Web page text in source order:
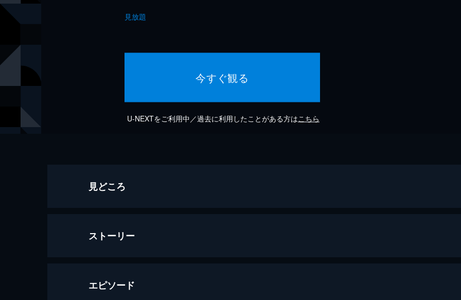
見放題
今すぐ観る
U-NEXTをご利用中／過去に利用したことがある方はこちら
見どころ
ストーリー
エピソード